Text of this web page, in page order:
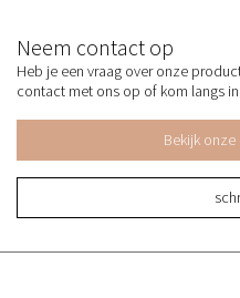
Neem contact op
Heb je een vraag over onze
contact met ons op of kom langs
Bekijk